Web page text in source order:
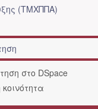
(ΤΜΧΠΠΑ)
στο DSpace